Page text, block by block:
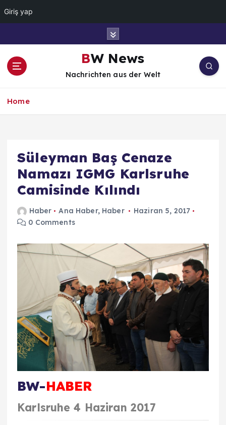
Giriş yap
BW News
Nachrichten aus der Welt
Home
Süleyman Baş Cenaze
Namazı IGMG Karlsruhe
Camisinde Kılındı
Haber Ana Haber, Haber
Haziran 5, 2017
0 Comments
BW-HABER
Karlsruhe 4 Haziran 2017